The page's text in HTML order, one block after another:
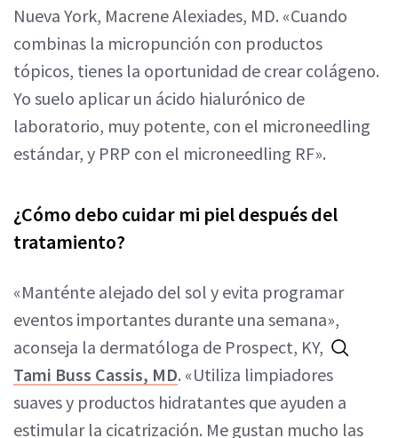
Nueva York, Macrene Alexiades, MD. «Cuando
combinas la micropunción con productos
tópicos, tienes la oportunidad de crear colágeno.
Yo suelo aplicar un ácido hialurónico de
laboratorio, muy potente, con el microneedling
estándar, y PRP con el microneedling RF».
¿Cómo debo cuidar mi piel después del
tratamiento?
«Manténte alejado del sol y evita programar
eventos importantes durante una semana»,
aconseja la dermatóloga de Prospect, KY,
Tami Buss Cassis, MD. «Utiliza limpiadores
suaves y productos hidratantes que ayuden a
estimular la cicatrización. Me gustan mucho las